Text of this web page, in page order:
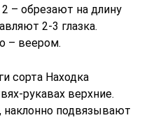
– обрезают на длину
2-3 глазка.
– веером.
сорта Находка
рукавах верхние.
подвязывают